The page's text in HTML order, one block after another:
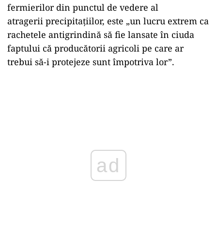
fermierilor din punctul de vedere al
atragerii precipitaţiilor, este „un lucru extrem ca
rachetele antigrindină să fie lansate în ciuda
faptului că producătorii agricoli pe care ar
trebui să-i protejeze sunt împotriva lor”.
ad